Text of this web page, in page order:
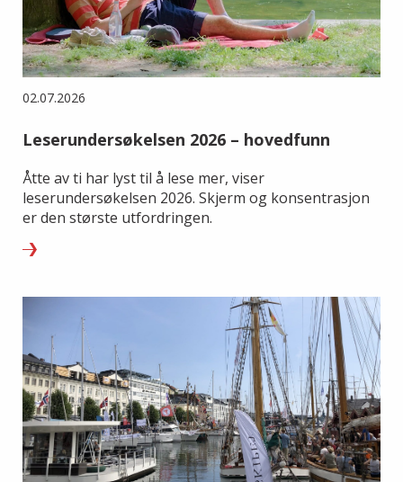
02.07.2026
Leserundersøkelsen 2026 – hovedfunn
Åtte av ti har lyst til å lese mer, viser
leserundersøkelsen 2026. Skjerm og konsentrasjon
er den største utfordringen.